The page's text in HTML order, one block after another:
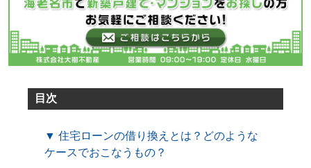
目次
▼ 住宅ローンの借り換えとは？どのような
ケースでおこなうもの？